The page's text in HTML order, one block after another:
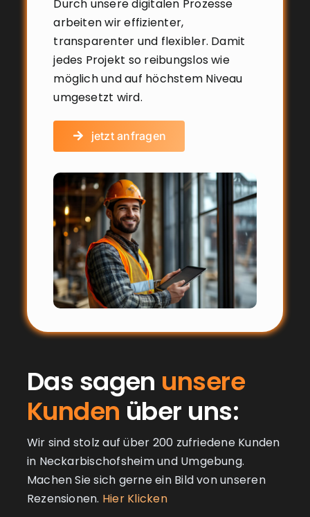
Durch unsere digitalen Prozesse
arbeiten wir effizienter,
transparenter und flexibler. Damit
jedes Projekt so reibungslos wie
möglich und auf höchstem Niveau
umgesetzt wird.
jetzt anfragen
Das sagen unsere
Kunden über uns:
Wir sind stolz auf über 200 zufriedene Kunden
in Neckarbischofsheim und Umgebung.
Machen Sie sich gerne ein Bild von unseren
Rezensionen. Hier Klicken